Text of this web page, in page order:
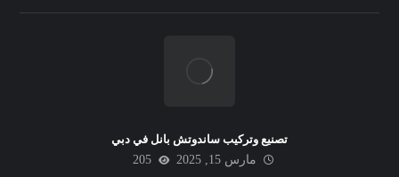
تصنيع وتركيب ساندوتش بانل في دبي
مارس 15, 2025
205